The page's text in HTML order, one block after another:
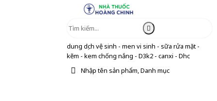
dung dịch vệ sinh - men vi sinh - sữa rửa mặt -
kẽm - kem chống nắng - D3k2 - canxi - Dhc
Nhập tên sản phẩm, Danh mục